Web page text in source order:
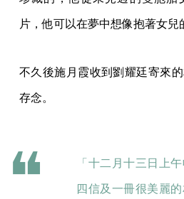
片，他可以在夢中想像抱著女兒
不久後施月霞收到劉耀廷寄來
存念。
「十二月十三日上
四信及一冊很美麗